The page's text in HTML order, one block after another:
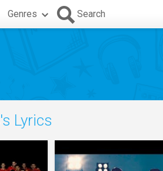
Genres Search
's Lyrics